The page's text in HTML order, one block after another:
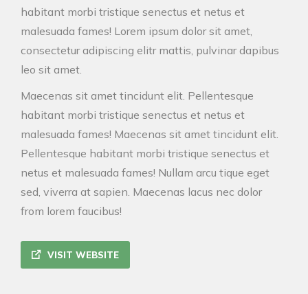
habitant morbi tristique senectus et netus et
malesuada fames! Lorem ipsum dolor sit amet,
consectetur adipiscing elitr mattis, pulvinar dapibus
leo sit amet.
Maecenas sit amet tincidunt elit. Pellentesque
habitant morbi tristique senectus et netus et
malesuada fames! Maecenas sit amet tincidunt elit.
Pellentesque habitant morbi tristique senectus et
netus et malesuada fames! Nullam arcu tique eget
sed, viverra at sapien. Maecenas lacus nec dolor
from lorem faucibus!
VISIT WEBSITE